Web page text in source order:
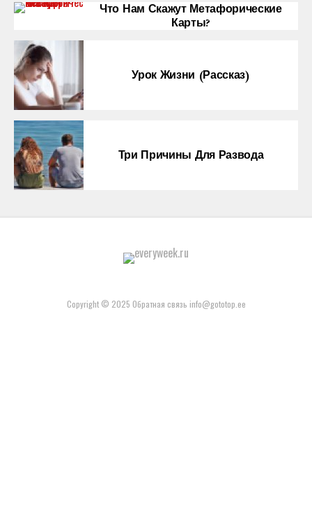
Что Нам Скажут Метафорические
Карты?
Урок Жизни (рассказ)
Три Причины Для Развода
Copyright © 2025 Обратная связь info@gototop.ee